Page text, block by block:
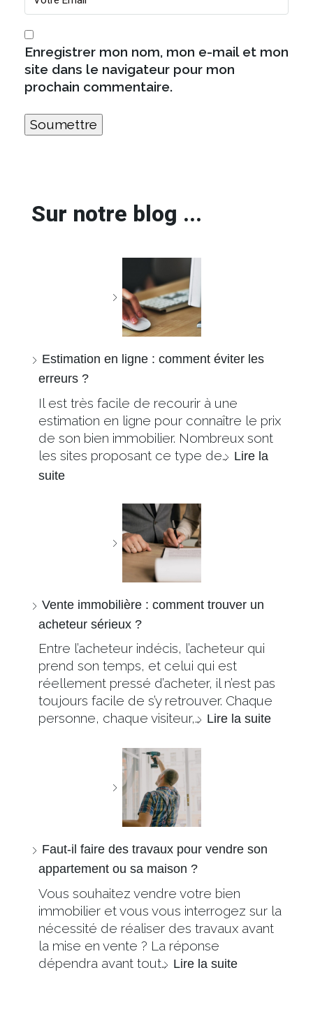
Enregistrer mon nom, mon e-mail et mon
site dans le navigateur pour mon
prochain commentaire.
Sur notre blog ...
Estimation en ligne : comment éviter les
erreurs ?
Il est très facile de recourir à une
estimation en ligne pour connaître le prix
de son bien immobilier. Nombreux sont
les sites proposant ce type de… Lire la
suite
Vente immobilière : comment trouver un
acheteur sérieux ?
Entre l’acheteur indécis, l’acheteur qui
prend son temps, et celui qui est
réellement pressé d’acheter, il n’est pas
toujours facile de s’y retrouver. Chaque
personne, chaque visiteur,… Lire la suite
Faut-il faire des travaux pour vendre son
appartement ou sa maison ?
Vous souhaitez vendre votre bien
immobilier et vous vous interrogez sur la
nécessité de réaliser des travaux avant
la mise en vente ? La réponse
dépendra avant tout… Lire la suite